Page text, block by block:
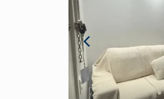
Famílias que
região tradicional
casa na Cidade
espaço externo
conveniente
Piracicaba.
Imóveis, mais
de serviço
Banheiro social
vidro -
para morar -
- 1 vaga de garagem
IMÓVEL -